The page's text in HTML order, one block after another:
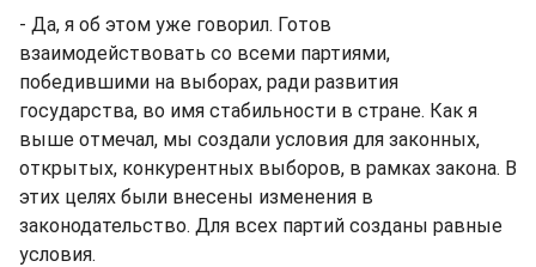
- Да, я об этом уже говорил. Готов
взаимодействовать со всеми партиями,
победившими на выборах, ради развития
государства, во имя стабильности в стране. Как я
выше отмечал, мы создали условия для законных,
открытых, конкурентных выборов, в рамках закона. В
этих целях были внесены изменения в
законодательство. Для всех партий созданы равные
условия.